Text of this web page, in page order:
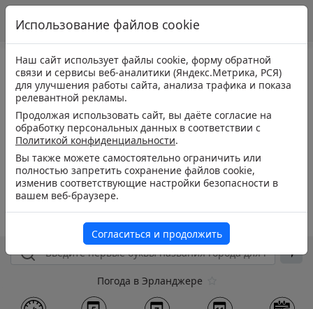
Погода в Эрланджере
Использование файлов cookie
Наш сайт использует файлы cookie, форму обратной
связи и сервисы веб-аналитики (Яндекс.Метрика, РСЯ)
для улучшения работы сайта, анализа трафика и показа
релевантной рекламы.
Продолжая использовать сайт, вы даёте согласие на
обработку персональных данных в соответствии с
Политикой конфиденциальности.
Вы также можете самостоятельно ограничить или
полностью запретить сохранение файлов cookie,
изменив соответствующие настройки безопасности в
вашем веб-браузере.
Согласиться и продолжить